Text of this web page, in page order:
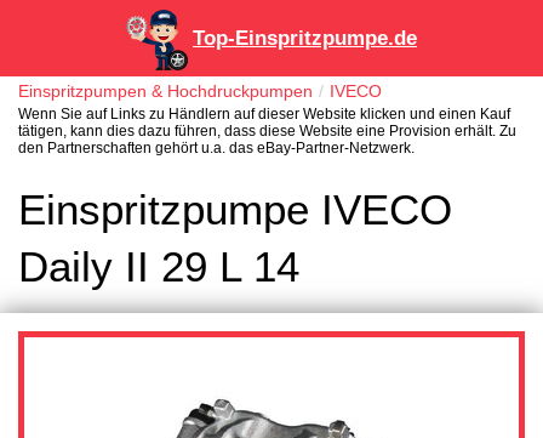
Top-Einspritzpumpe.de
Einspritzpumpen & Hochdruckpumpen IVECO
Wenn Sie auf Links zu Händlern auf dieser Website klicken und einen Kauf
tätigen, kann dies dazu führen, dass diese Website eine Provision erhält. Zu
den Partnerschaften gehört u.a. das eBay-Partner-Netzwerk.
Einspritzpumpe IVECO
Daily II 29 L 14